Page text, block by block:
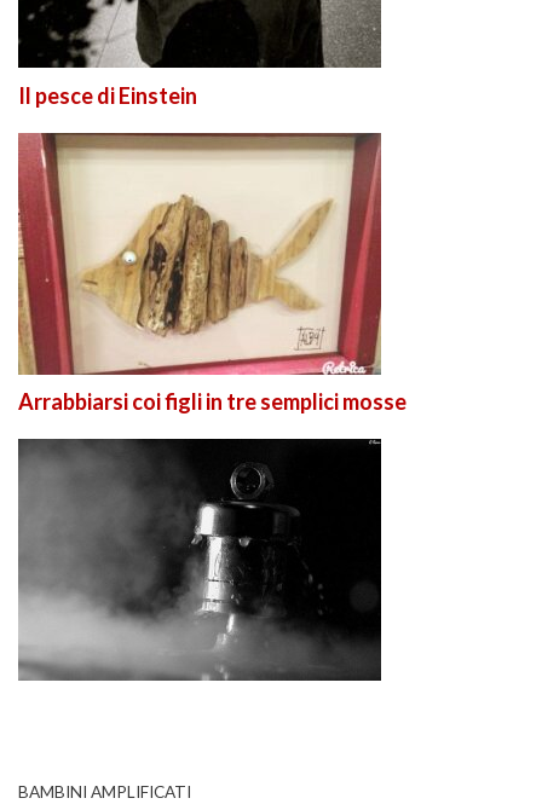
Il pesce di Einstein
Arrabbiarsi coi figli in tre semplici mosse
BAMBINI AMPLIFICATI